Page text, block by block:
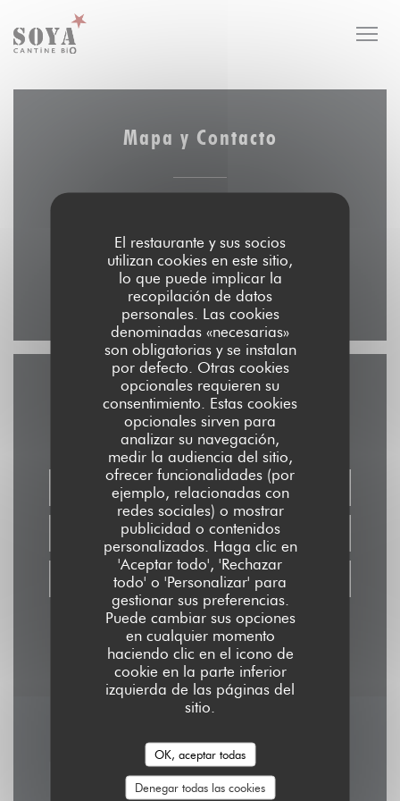
Personalización de sus opciones de cookies
El restaurante y sus socios
utilizan cookies en este sitio,
lo que puede implicar la
recopilación de datos
personales. Las cookies
denominadas «necesarias»
son obligatorias y se instalan
por defecto. Otras cookies
opcionales requieren su
consentimiento. Estas cookies
opcionales sirven para
analizar su navegación,
medir la audiencia del sitio,
ofrecer funcionalidades (por
ejemplo, relacionadas con
redes sociales) o mostrar
publicidad o contenidos
personalizados. Haga clic en
'Aceptar todo', 'Rechazar
todo' o 'Personalizar' para
gestionar sus preferencias.
Puede cambiar sus opciones
en cualquier momento
haciendo clic en el icono de
cookie en la parte inferior
izquierda de las páginas del
sitio.
OK, aceptar todas
Denegar todas las cookies
Mapa y Contacto
01 48 06 33 02
Facebook ((abre en una nueva
Instagram ((abre en una
Contacto
RESERVAR UNA MESA
TAKEAWAY
VALES
Manténgase al día
Suscríbase a nuestro boletín para recibir comunicaciones
personalizadas y ofertas de marketing por correo electrónico.